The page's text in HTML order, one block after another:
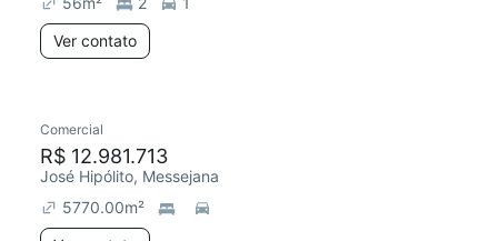
Ver contato
Comercial
R$ 12.981.713
José Hipólito, Messejana
5770.00m²